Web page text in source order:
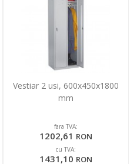
Vestiar 2 usi, 600x450x1800
mm
fara TVA:
1202,61 RON
cu TVA:
1431,10 RON